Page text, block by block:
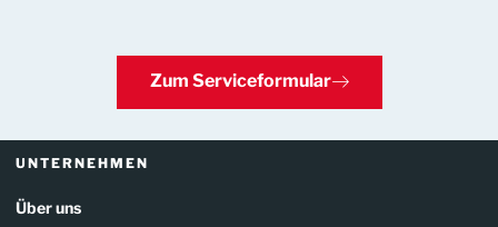
Zum Serviceformular
UNTERNEHMEN
Über uns